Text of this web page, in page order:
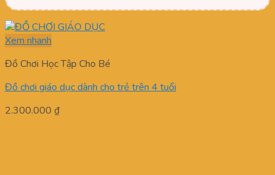
Xem nhanh
Đồ Chơi Học Tập Cho Bé
Đồ chơi giáo dục dành cho trẻ trên 4 tuổi
2.300.000 ₫